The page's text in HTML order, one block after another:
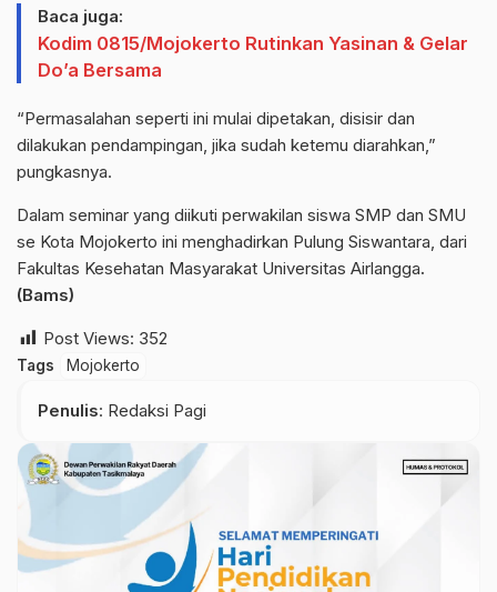
Baca juga:
Kodim 0815/Mojokerto Rutinkan Yasinan & Gelar
Do’a Bersama
“Permasalahan seperti ini mulai dipetakan, disisir dan
dilakukan pendampingan, jika sudah ketemu diarahkan,”
pungkasnya.
Dalam seminar yang diikuti perwakilan siswa SMP dan SMU
se Kota Mojokerto ini menghadirkan Pulung Siswantara, dari
Fakultas Kesehatan Masyarakat Universitas Airlangga.
(Bams)
Post Views: 352
Tags Mojokerto
Penulis: Redaksi Pagi